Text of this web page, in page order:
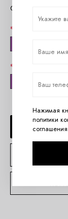
Очистить
Нажимая
политики
соглашения